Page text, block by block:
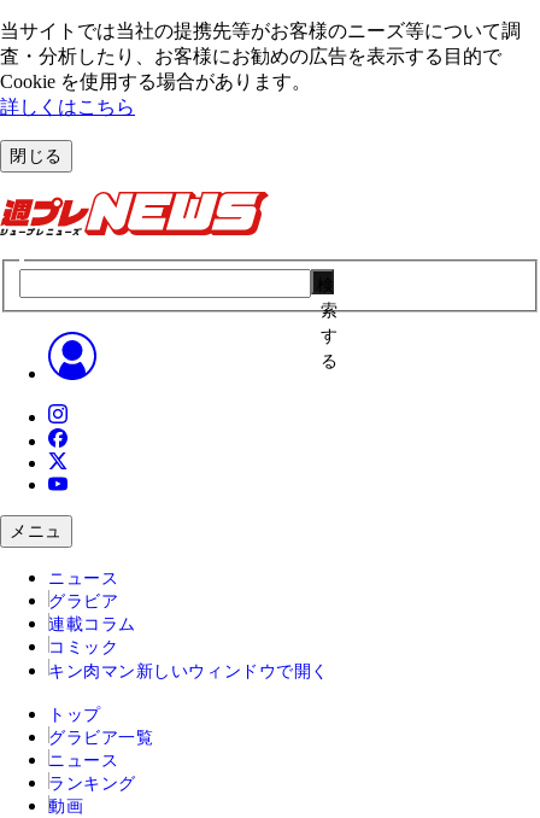
当サイトでは当社の提携先等がお客様のニーズ等について調
査・分析したり、お客様にお勧めの広告を表⽰する⽬的で
Cookie を使⽤する場合があります。
詳しくはこちら
閉じる
索
す
る
メニュ
ニュース
グラビア
連載コラム
コミック
キン肉マン 新しいウィンドウで開く
トップ
グラビア一覧
ニュース
ランキング
動画